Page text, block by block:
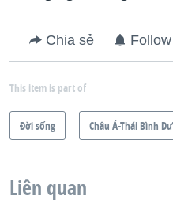
Chia sẻ
This item is part of
Ðời sống Châu Á-Thái Bình
Liên quan